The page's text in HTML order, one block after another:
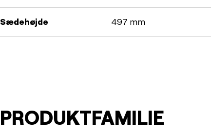
Sædehøjde 497 mm
PRODUKTFAMILIE